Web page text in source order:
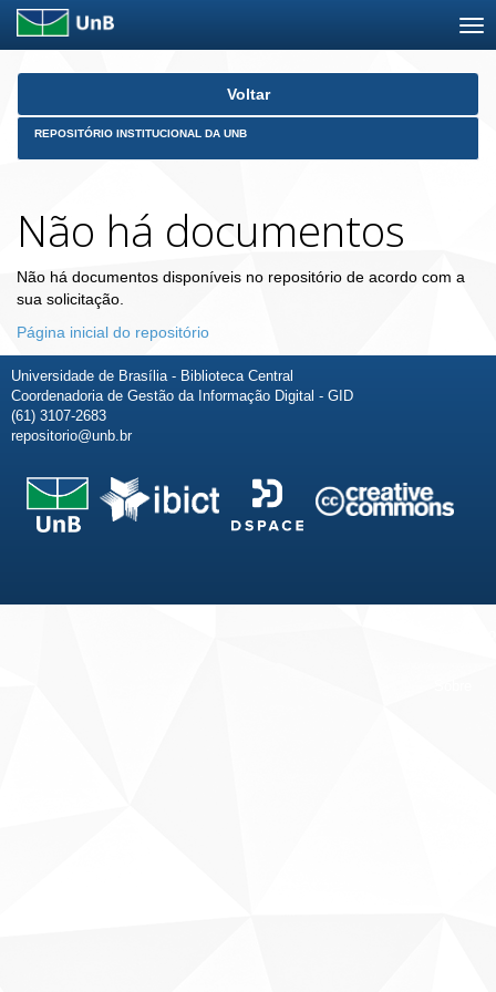
Skip
Voltar
REPOSITÓRIO INSTITUCIONAL DA UNB
Não há documentos
Não há documentos disponíveis no repositório de acordo com a
sua solicitação.
Página inicial do repositório
Universidade de Brasília - Biblioteca Central
Coordenadoria de Gestão da Informação Digital - GID
(61) 3107-2683
repositorio@unb.br